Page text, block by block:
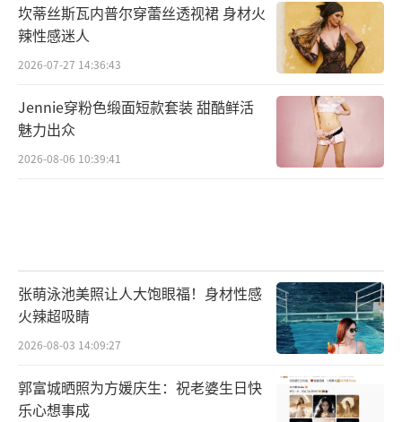
坎蒂丝斯瓦内普尔穿蕾丝透视裙 身材火
辣性感迷人
2026-07-27 14:36:43
Jennie穿粉色缎面短款套装 甜酷鲜活
魅力出众
2026-08-06 10:39:41
张萌泳池美照让人大饱眼福！身材性感
火辣超吸睛
2026-08-03 14:09:27
郭富城晒照为方媛庆生：祝老婆生日快
乐心想事成